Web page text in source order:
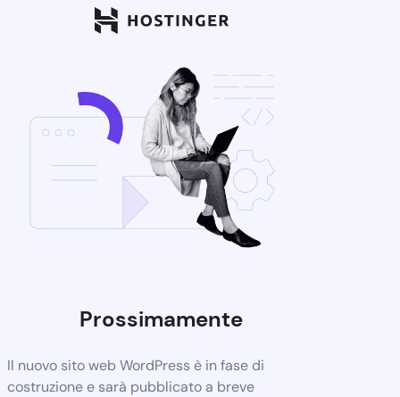
Prossimamente
Il nuovo sito web WordPress è in fase di
costruzione e sarà pubblicato a breve